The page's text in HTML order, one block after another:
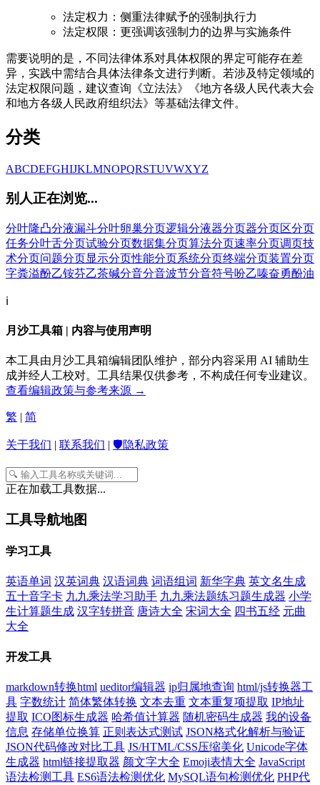
法定权力：侧重法律赋予的强制执行力
法定权限：更强调该强制力的边界与实施条件
需要说明的是，不同法律体系对具体权限的界定可能存在差
异，实践中需结合具体法律条文进行判断。若涉及特定领域的
法定权限问题，建议查询《立法法》《地方各级人民代表大会
和地方各级人民政府组织法》等基础法律文件。
分类
ABCDEFGHIJKLMNOPQRSTUVWXYZ
别人正在浏览...
分叶隆凸分液漏斗分叶卵巢分页逻辑分液器分页器分页区分页
任务分叶舌分页试验分页数据集分页算法分页速率分页调页技
术分页问题分页显示分页性能分页系统分页终端分页装置分页
字粪溢酚乙铵芬乙茶碱分音分音波节分音符号吩乙嗪奋勇酚油
ℹ️
月沙工具箱 | 内容与使用声明
本工具由月沙工具箱编辑团队维护，部分内容采用 AI 辅助生
成并经人工校对。工具结果仅供参考，不构成任何专业建议。
查看编辑政策与参考来源 →
繁 | 简
关于我们 | 联系我们 | 🛡️隐私政策
正在加载工具数据...
工具导航地图
学习工具
英语单词 汉英词典 汉语词典 词语组词 新华字典 英文名生成
五十音字卡 九九乘法学习助手 九九乘法题练习题生成器 小学
生计算题生成 汉字转拼音 唐诗大全 宋词大全 四书五经 元曲
大全
开发工具
markdown转换html ueditor编辑器 ip归属地查询 html/js转换器工
具 字数统计 简体繁体转换 文本去重 文本重复项提取 IP地址
提取 ICO图标生成器 哈希值计算器 随机密码生成器 我的设备
信息 存储单位换算 正则表达式测试 JSON格式化解析与验证
JSON代码修改对比工具 JS/HTML/CSS压缩美化 Unicode字体
生成器 html链接提取器 颜文字大全 Emoji表情大全 JavaScript
语法检测工具 ES6语法检测优化 MySQL语句检测优化 PHP代